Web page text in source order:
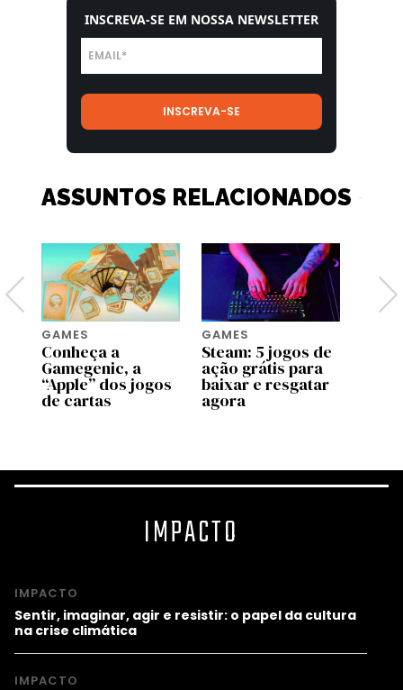
INSCREVA-SE EM NOSSA NEWSLETTER
ASSUNTOS RELACIONADOS
GAMES
Conheça a
Gamegenic, a
“Apple” dos jogos
de cartas
GAMES
Steam: 5 jogos de
ação grátis para
baixar e resgatar
agora
IMPACTO
IMPACTO
Sentir, imaginar, agir e resistir: o papel da cultura
na crise climática
IMPACTO